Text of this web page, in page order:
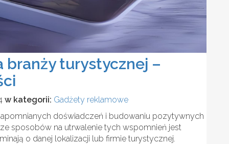
branży turystycznej –
w kategorii: Gadżety reklamowe
doświadczeń i budowaniu pozytywnych
sposobów na utrwalenie tych wspomnień jest
o danej lokalizacji lub firmie turystycznej.